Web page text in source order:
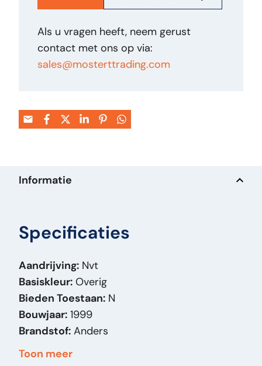
Als u vragen heeft, neem gerust
contact met ons op via:
sales@mosterttrading.com
Informatie
Specificaties
Aandrijving: Nvt
Basiskleur: Overig
Bieden Toestaan: N
Bouwjaar: 1999
Brandstof: Anders
Carrosserie:
Toon meer